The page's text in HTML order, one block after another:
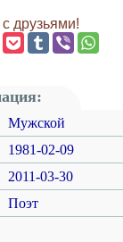
друзьями!
Мужской
1981-02-09
2011-03-30
Поэт